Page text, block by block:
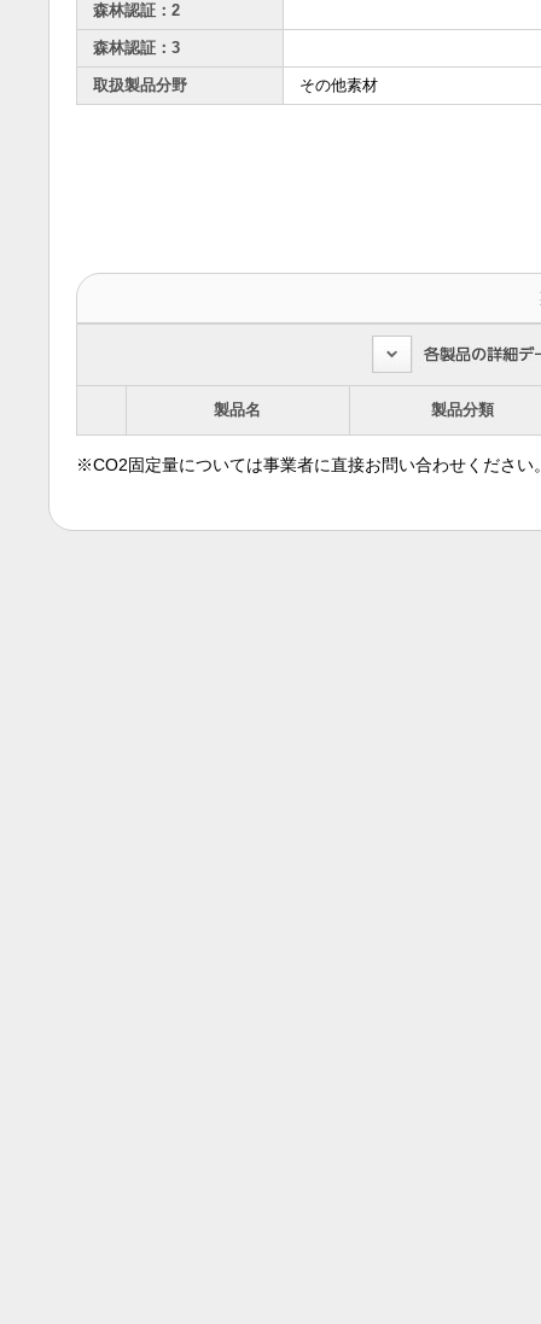
森林認証：2
森林認証：3
取扱製品分野 その他素材
製品名 製品分類
※CO2固定量については事業者に直接お問い合わせください